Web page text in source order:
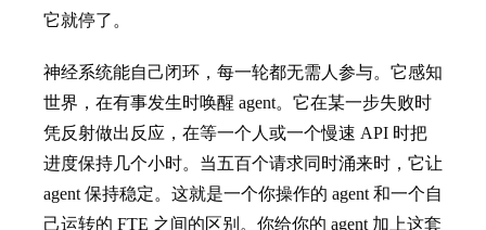
它就停了。
神经系统能自己闭环，每一轮都无需人参与。它感知
世界，在有事发生时唤醒 agent。它在某一步失败时
凭反射做出反应，在等一个人或一个慢速 API 时把
进度保持几个小时。当五百个请求同时涌来时，它让
agent 保持稳定。这就是一个你操作的 agent 和一个自
己运转的 FTE 之间的区别。你给你的 agent 加上这套